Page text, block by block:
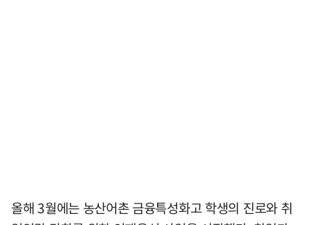
올해 3월에는 농산어촌 금융특성화고 학생의 진로와 취